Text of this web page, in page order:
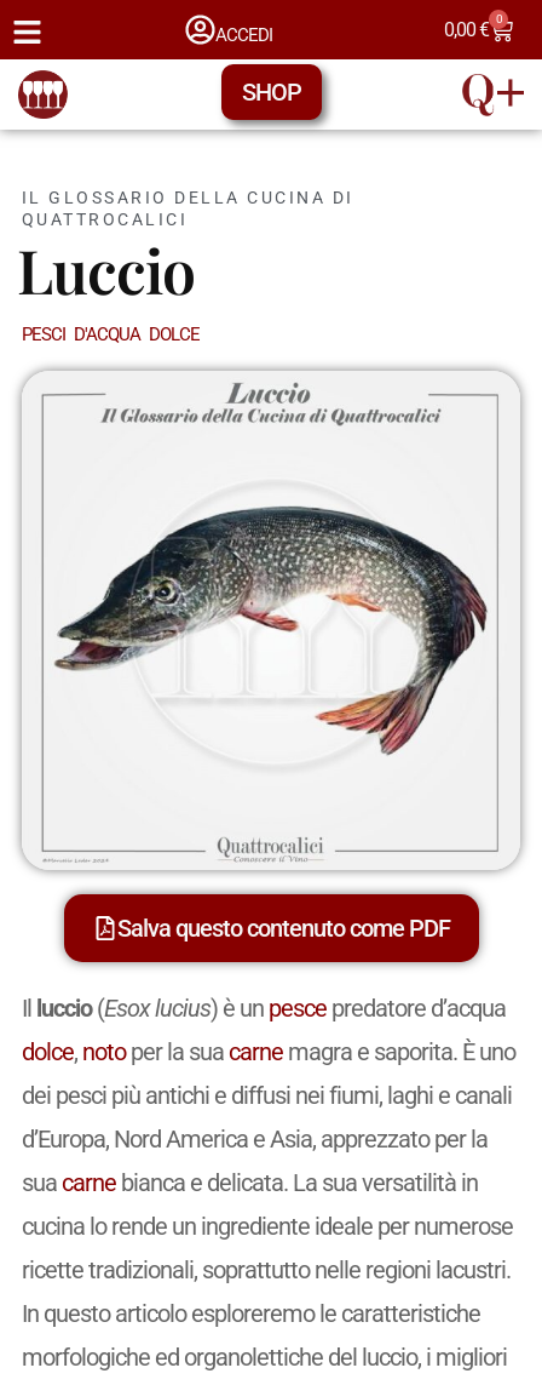
ACCEDI 0,00€ 0
SHOP
IL GLOSSARIO DELLA CUCINA DI
QUATTROCALICI
Luccio
PESCI D'ACQUA DOLCE
Salva questo contenuto come PDF
Il luccio(Esox lucius) è un pescepredatore d’acqua
dolce, notoper la sua carnemagra e saporita. È uno
dei pesci più antichi e diffusi nei fiumi, laghi e canali
d’Europa, Nord America e Asia, apprezzato per la
sua carnebianca e delicata. La sua versatilità in
cucina lo rende un ingrediente ideale per numerose
ricette tradizionali, soprattutto nelle regioni lacustri.
In questo articolo esploreremo le caratteristiche
morfologiche ed organolettiche del luccio, i migliori